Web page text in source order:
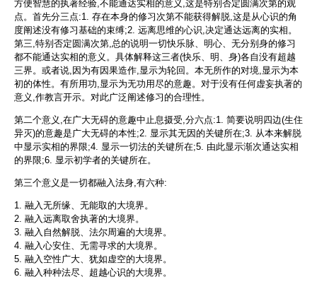
方便智慧的执著经验,不能通达实相的意义,这是特别否定圆满次第的观
点。首先分三点:1. 存在本身的修习次第不能获得解脱,这是从心识的角
度阐述没有修习基础的束缚;2. 远离思维的心识,决定通达远离的实相。
第三,特别否定圆满次第,总的说明一切快乐脉、明心、无分别身的修习
都不能通达实相的意义。具体解释这三者(快乐、明、身)各自没有超越
三界。或者说,因为有因果造作,显示为轮回。本无所作的对境,显示为本
初的体性。有所用功,显示为无功用尽的意趣。对于没有任何虚妄执著的
意义,作教言开示。对此广泛阐述修习的合理性。
第二个意义,在广大无碍的意趣中止息摄受,分六点:1. 简要说明四边(生住
异灭)的意趣是广大无碍的本性;2. 显示其无因的关键所在;3. 从本来解脱
中显示实相的界限;4. 显示一切法的关键所在;5. 由此显示渐次通达实相
的界限;6. 显示初学者的关键所在。
第三个意义是一切都融入法身,有六种:
1. 融入无所缘、无能取的大境界。
2. 融入远离取舍执著的大境界。
3. 融入自然解脱、法尔周遍的大境界。
4. 融入心安住、无需寻求的大境界。
5. 融入空性广大、犹如虚空的大境界。
6. 融入种种法尽、超越心识的大境界。